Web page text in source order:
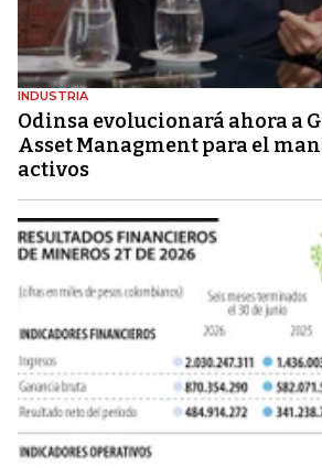
INDUSTRIA
Odinsa evolucionará ahora a
Asset Managment para el
activos